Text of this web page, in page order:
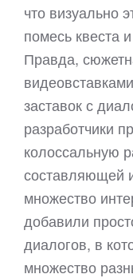
что визуально
помесь квеста
Правда,
заставок с
разработчики
колоссальную
составляющей
множество
добавили
диалогов, в
множество